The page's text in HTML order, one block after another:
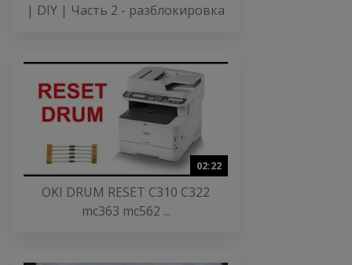
| DIY | Часть 2 - разблокировка
02:22
OKI DRUM RESET C310 C322
mc363 mc562 ...